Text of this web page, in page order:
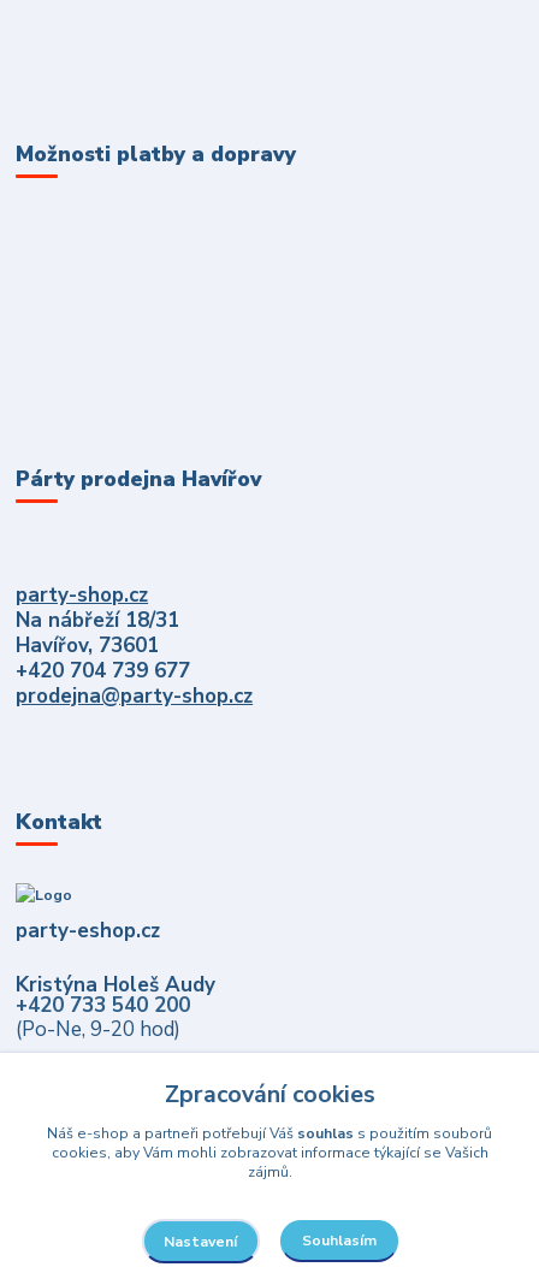
Možnosti platby a dopravy
Párty prodejna Havířov
party-shop.cz
Na nábřeží 18/31
Havířov, 73601
+420 704 739 677
prodejna@party-shop.cz
Kontakt
party-eshop.cz
Kristýna Holeš Audy
+420 733 540 200
(Po-Ne, 9-20 hod)
Upravit sběr cookies.
Zpracování cookies
Náš e-shop a partneři potřebují Váš souhlas s použitím souborů
cookies, aby Vám mohli zobrazovat informace týkající se Vašich
zájmů.
Nastavení Souhlasím